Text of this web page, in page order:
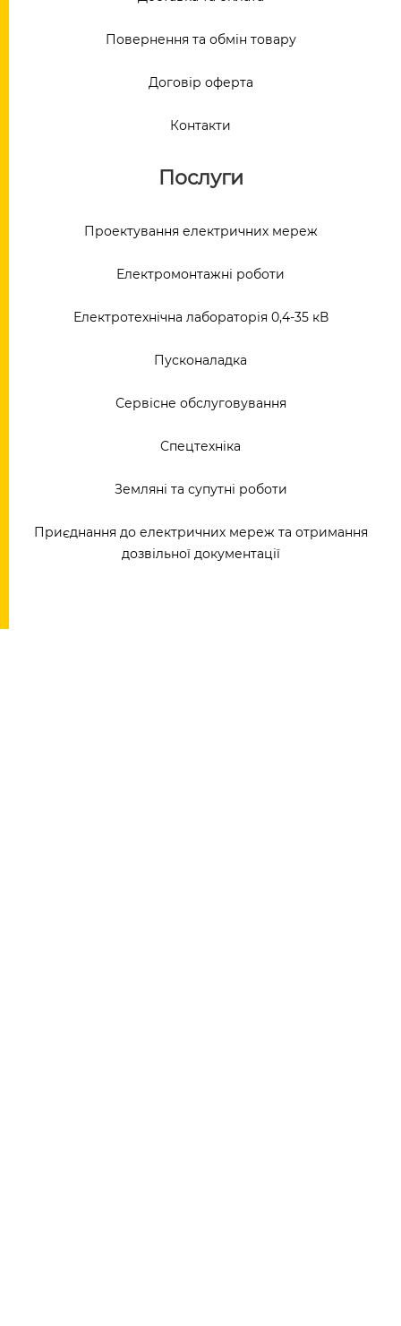
Повернення та обмін товару
Договір оферта
Контакти
Послуги
Проектування електричних мереж
Електромонтажні роботи
Електротехнічна лабораторія 0,4-35 кВ
Пусконаладка
Сервісне обслуговування
Спецтехніка
Земляні та супутні роботи
Приєднання до електричних мереж та отримання
дозвільної документації